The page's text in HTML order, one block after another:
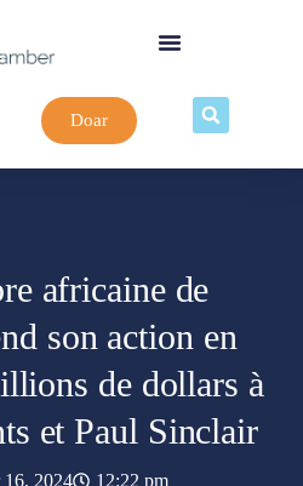
Doar
africaine de
son action en
de dollars à
et Paul Sinclair
16, 2024 12:22 pm